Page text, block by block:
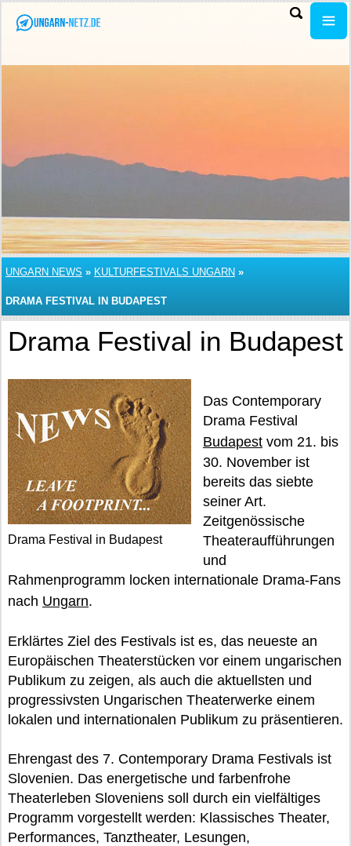
UNGARN NEWS » KULTURFESTIVALS UNGARN »
DRAMA FESTIVAL IN BUDAPEST
Drama Festival in Budapest
Drama Festival in Budapest
Das Contemporary
Drama Festival
Budapest vom 21. bis
30. November ist
bereits das siebte
seiner Art.
Zeitgenössische
Theateraufführungen
und
Rahmenprogramm locken internationale Drama-Fans
nach Ungarn.
Erklärtes Ziel des Festivals ist es, das neueste an
Europäischen Theaterstücken vor einem ungarischen
Publikum zu zeigen, als auch die aktuellsten und
progressivsten Ungarischen Theaterwerke einem
lokalen und internationalen Publikum zu präsentieren.
Ehrengast des 7. Contemporary Drama Festivals ist
Slovenien. Das energetische und farbenfrohe
Theaterleben Sloveniens soll durch ein vielfältiges
Programm vorgestellt werden: Klassisches Theater,
Performances, Tanztheater, Lesungen,